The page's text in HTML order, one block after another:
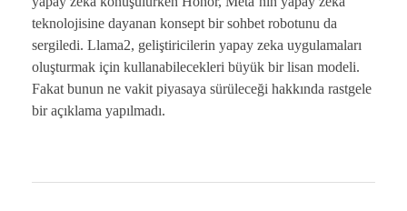
teknolojisine dayanan konsept bir sohbet robotunu da
sergiledi. Llama2, geliştiricilerin yapay zeka uygulamaları
oluşturmak için kullanabilecekleri büyük bir lisan modeli.
Fakat bunun ne vakit piyasaya sürüleceği hakkında rastgele
bir açıklama yapılmadı.